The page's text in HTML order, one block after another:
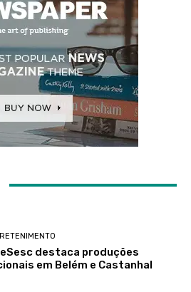
destaca produções
em Belém e Castanhal